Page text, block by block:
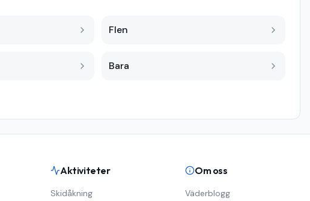
Flen
Bara
Aktiviteter
Skidåkning
Om oss
Väderblogg